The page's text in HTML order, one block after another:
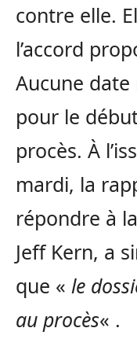
contre elle.
l’accord
Aucune date
pour le
procès. À
mardi, la
répondre à
Jeff Kern, a
que « le
au procès« .